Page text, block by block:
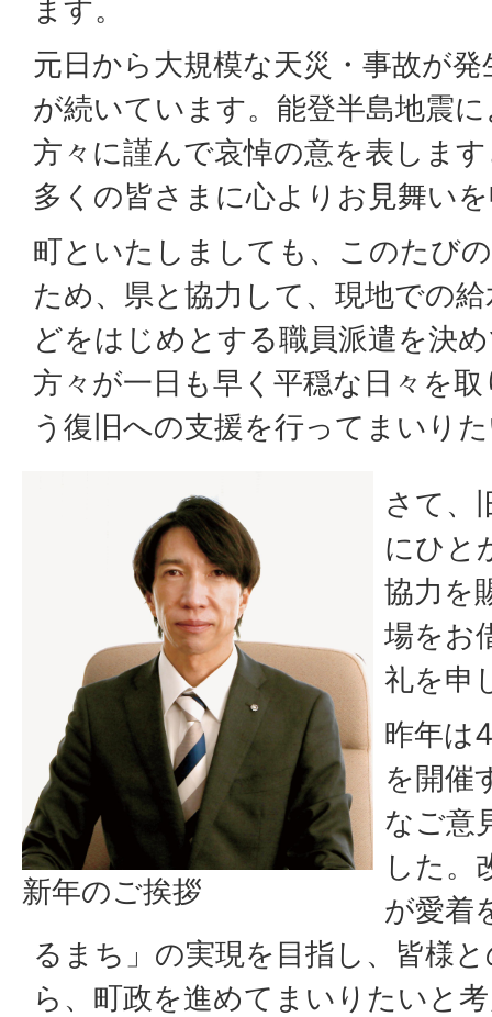
ます。
元日から大規模な天災・事故が
が続いています。能登半島地震
方々に謹んで哀悼の意を表しま
多くの皆さまに心よりお見舞い
町といたしましても、このたび
ため、県と協力して、現地での
どをはじめとする職員派遣を決
方々が一日も早く平穏な日々を
う復旧への支援を行ってまいり
新年のご挨拶
さて、
にひと
協力を
場をお
礼を申
昨年は
を開催
なご意
した。
が愛着
るまち」の実現を目指し、皆様
ら、町政を進めてまいりたいと